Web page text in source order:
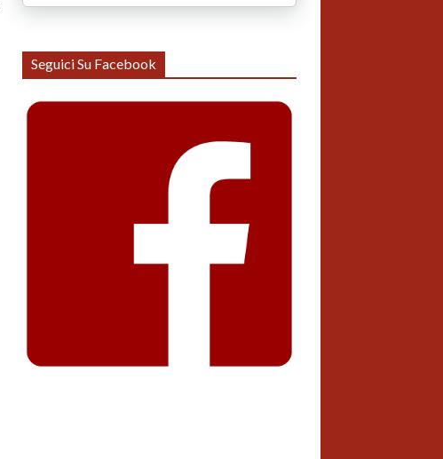
Seguici Su Facebook